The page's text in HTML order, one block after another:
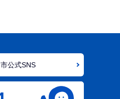
市公式SNS